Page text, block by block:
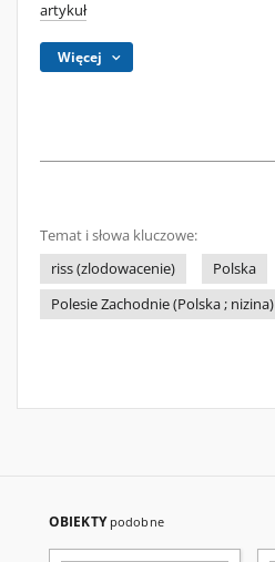
artykuł
Więcej
Temat i słowa kluczowe:
riss (zlodowacenie)
Polska
Polesie Zachodnie (Polska ; nizina)
OBIEKTY podobne